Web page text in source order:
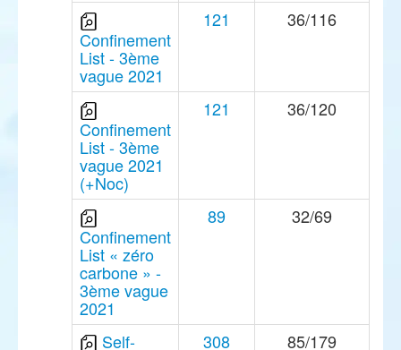
Confinement
List - 3ème
vague 2021
121 36/116
Confinement
List - 3ème
vague 2021
(+Noc)
121 36/120
Confinement
List « zéro
carbone » -
3ème vague
2021
89 32/69
Self-
308 85/179